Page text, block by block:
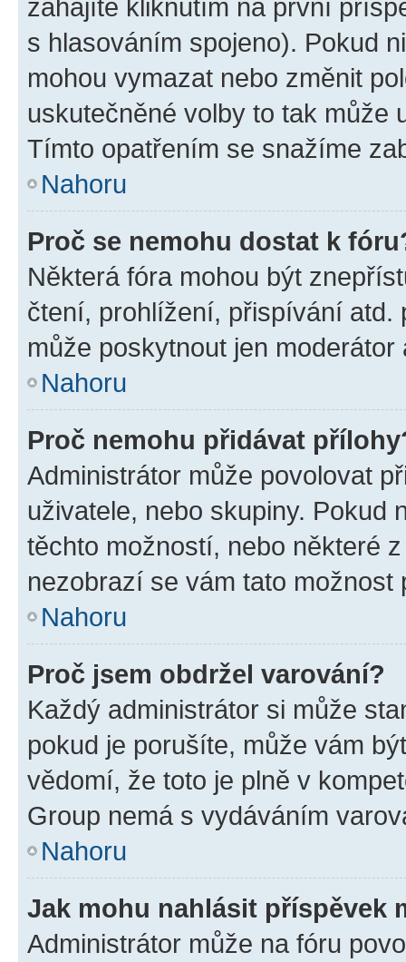
zahájíte kliknutím na první
s hlasováním spojeno). Pokud
mohou vymazat nebo změnit
uskutečněné volby to tak může
Tímto opatřením se snažíme
Nahoru
Proč se nemohu dostat k
Některá fóra mohou být
čtení, prohlížení, přispívání atd.
může poskytnout jen
Nahoru
Proč nemohu přidávat
Administrátor může povolovat
uživatele, nebo skupiny. Pokud
těchto možností, nebo některé
nezobrazí se vám tato
Nahoru
Proč jsem obdržel varování?
Každý administrátor si může
pokud je porušíte, může vám
vědomí, že toto je plně v
Group nemá s vydáváním
Nahoru
Jak mohu nahlásit příspěvek
Administrátor může na fóru